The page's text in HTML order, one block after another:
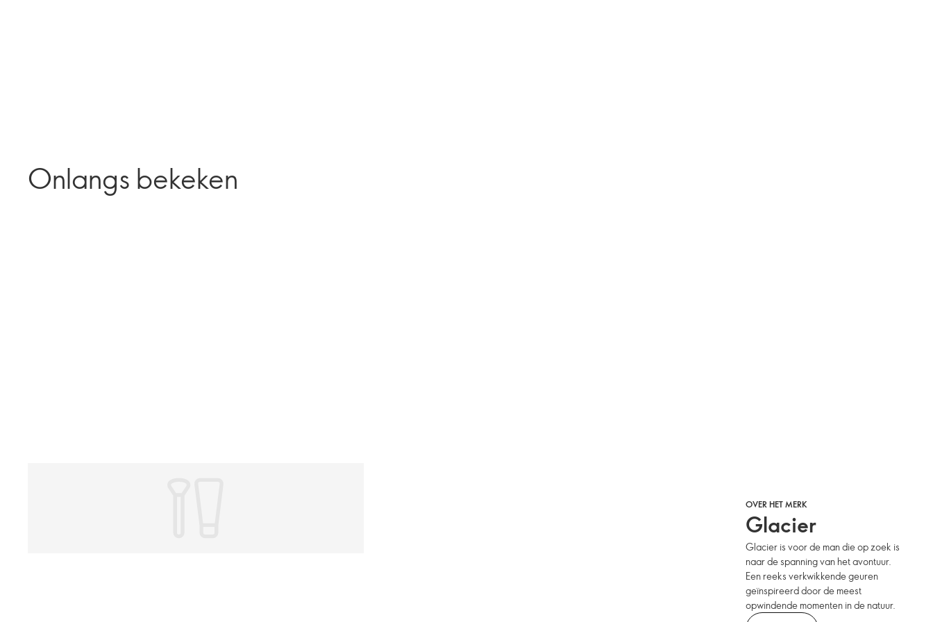
Onlangs bekeken
OVER HET MERK
Glacier
Glacier is voor de man die op zoek is
naar de spanning van het avontuur.
Een reeks verkwikkende geuren
geïnspireerd door de meest
opwindende momenten in de natuur.